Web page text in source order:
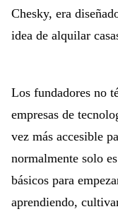
Chesky, era
idea de alquilar
Los fundadores no
empresas de
vez más accesible
normalmente solo
básicos para
aprendiendo,